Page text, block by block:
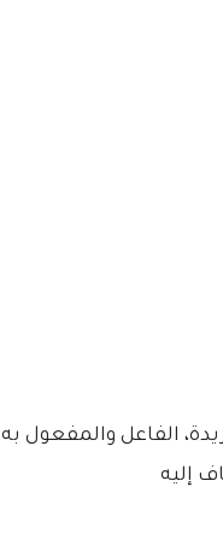
الفاعل والمفعول به